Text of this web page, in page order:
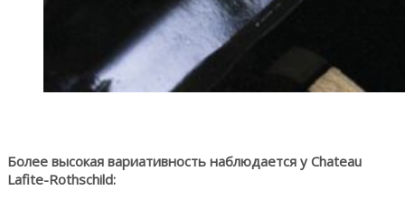
Более высокая вариативность наблюдается у Chateau
Lafite-Rothschild: